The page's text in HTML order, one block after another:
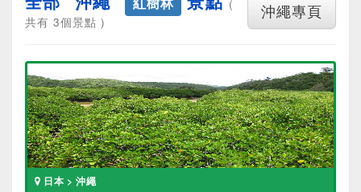
沖繩專頁
(
共有 3個景點 )
日本 > 沖繩